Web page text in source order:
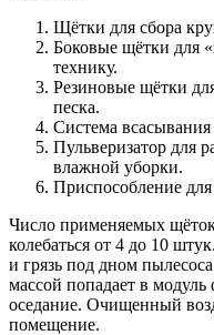
Щётки для сбора
Боковые щётки для
технику.
Резиновые щётки
песка.
Система всасывания
Пульверизатор для
влажной уборки.
Приспособление
Число применяемых
колебаться от 4 до 10
и грязь под дном
массой попадает в
оседание. Очищенный
помещение.